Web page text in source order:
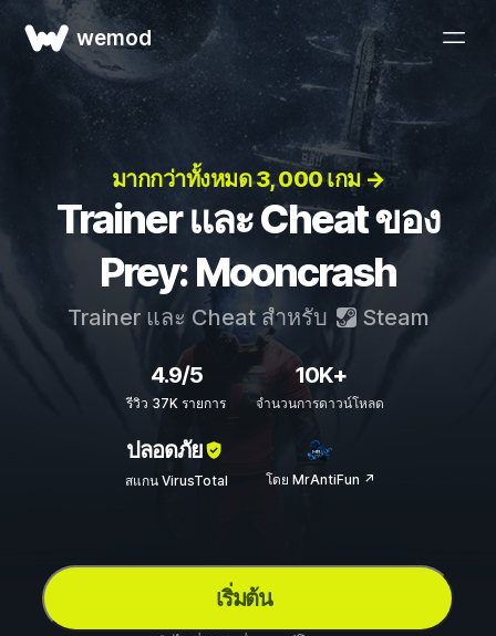
wemod
มากกว่าทั้งหมด 3, 000 เกม →
Trainer และ Cheat ของ
Prey: Mooncrash
Trainer และ Cheat สำหรับ Steam
4.9/5
รีวิว 37K รายการ
10K+
จำนวนการดาวน์โหลด
ปลอดภัย
สแกน VirusTotal โดย MrAntiFun ↗
เริ่มต้น